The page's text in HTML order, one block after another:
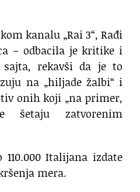
kanalu „Rai 3“, Rađi
– odbacila je kritike i
sajta, rekavši da je to
na „hiljade žalbi“ i
onih koji „na primer,
šetaju zatvorenim
Italijana izdate
mera.